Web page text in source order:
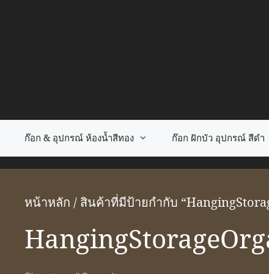
ก๊อก & อุปกรณ์ ห้องน้ำสีทอง ก๊อก ฝักบัว อุปกรณ์ สีดำ
หน้าหลัก / สินค้าที่มีป้ายกำกับ